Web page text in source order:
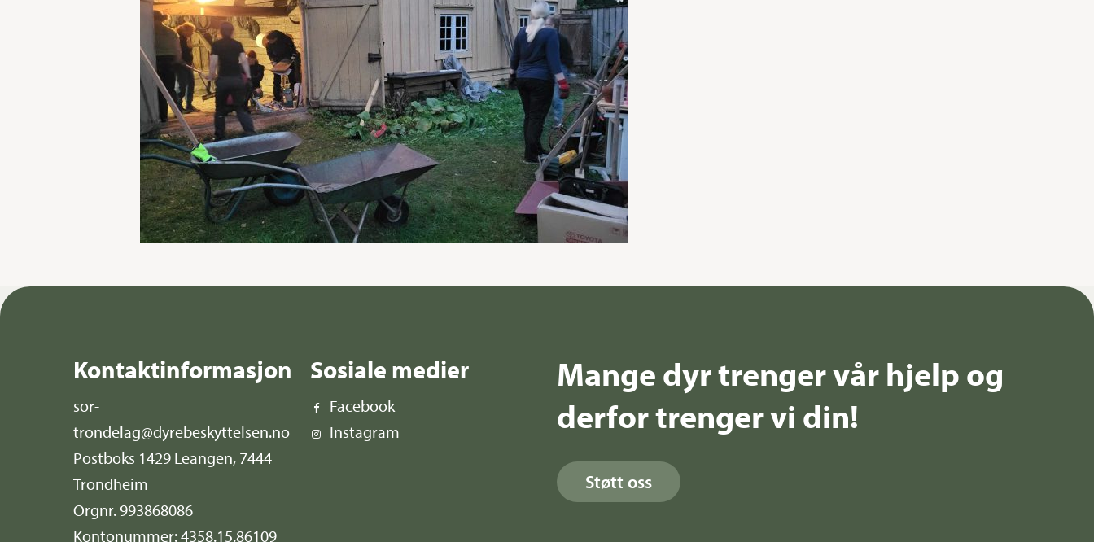
Kontaktinformasjon
sor-
trondelag@dyrebeskyttelsen.no
Postboks 1429 Leangen, 7444
Trondheim
Orgnr. 993868086
Kontonummer: 4358.15.86109
Sosiale medier
Facebook
Instagram
Mange dyr trenger vår hjelp og
derfor trenger vi din!
Støtt oss